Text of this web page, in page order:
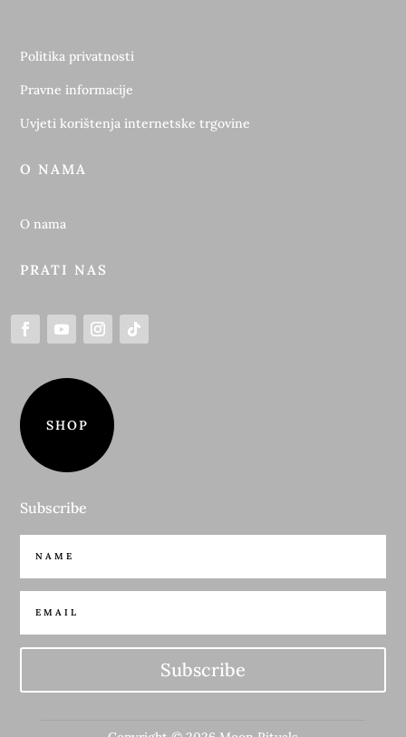
Politika privatnosti
Pravne informacije
Uvjeti korištenja internetske trgovine
O NAMA
O nama
PRATI NAS
SHOP
Subscribe
Subscribe